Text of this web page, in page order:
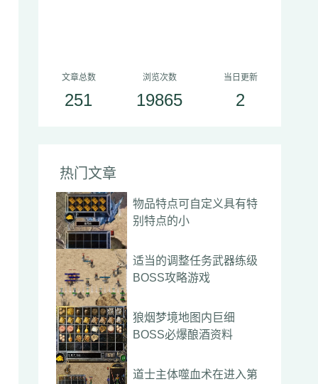
文章总数
251
浏览次数
19865
当日更新
2
热门文章
物品特点可自定义具有特
别特点的小
适当的调整任务武器练级
BOSS攻略游戏
狼烟梦境地图内巨细
BOSS必爆酿酒资料
道士主体噬血术在进入第